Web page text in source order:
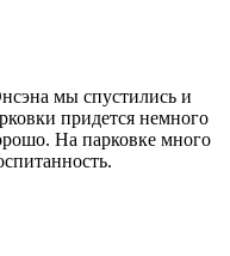
мы спустились и
придется немного
На парковке много